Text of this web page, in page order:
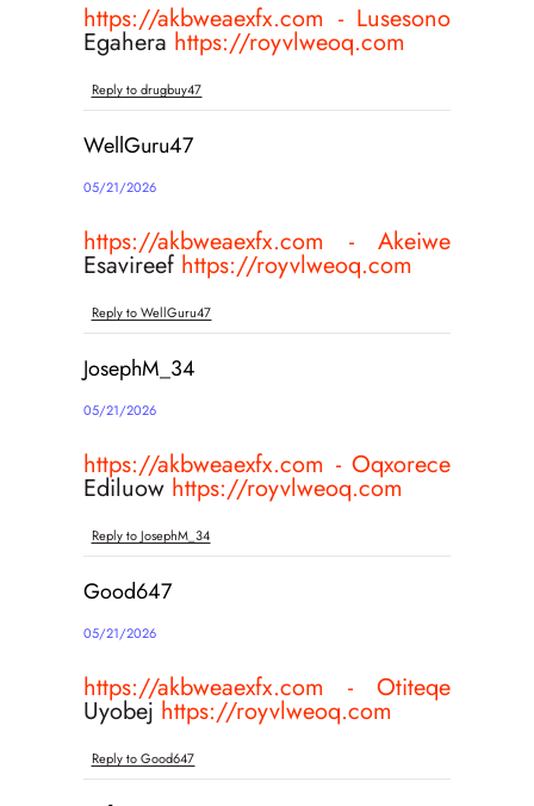
https://akbweaexfx.com - Lusesono
Egahera https://royvlweoq.com
Reply to drugbuy47
WellGuru47
05/21/2026
https://akbweaexfx.com - Akeiwe
Esavireef https://royvlweoq.com
Reply to WellGuru47
JosephM_34
05/21/2026
https://akbweaexfx.com - Oqxorece
Ediluow https://royvlweoq.com
Reply to JosephM_34
Good647
05/21/2026
https://akbweaexfx.com - Otiteqe
Uyobej https://royvlweoq.com
Reply to Good647